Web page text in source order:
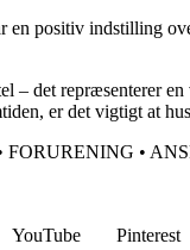
en positiv indstilling
– det repræsenterer
er det vigtigt at
FORURENING •
YouTube Pinterest